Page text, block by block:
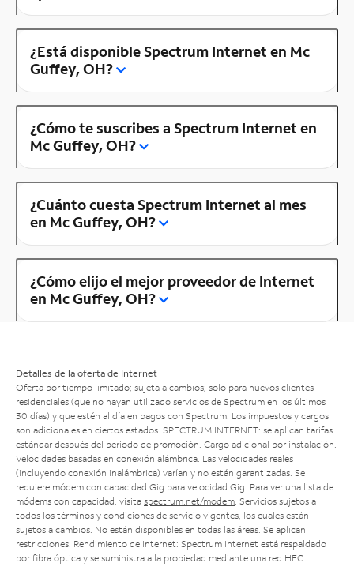
¿Está disponible Spectrum Internet en Mc
Guffey, OH?
¿Cómo te suscribes a Spectrum Internet en
Mc Guffey, OH?
¿Cuánto cuesta Spectrum Internet al mes
en Mc Guffey, OH?
¿Cómo elijo el mejor proveedor de Internet
en Mc Guffey, OH?
Detalles de la oferta de Internet
Oferta por tiempo limitado; sujeta a cambios; solo para nuevos clientes
residenciales (que no hayan utilizado servicios de Spectrum en los últimos
30 días) y que estén al día en pagos con Spectrum. Los impuestos y cargos
son adicionales en ciertos estados. SPECTRUM INTERNET: se aplican tarifas
estándar después del período de promoción. Cargo adicional por instalación.
Velocidades basadas en conexión alámbrica. Las velocidades reales
(incluyendo conexión inalámbrica) varían y no están garantizadas. Se
requiere módem con capacidad Gig para velocidad Gig. Para ver una lista de
módems con capacidad, visita spectrum.net/modem . Servicios sujetos a
todos los términos y condiciones de servicio vigentes, los cuales están
sujetos a cambios. No están disponibles en todas las áreas. Se aplican
restricciones. Rendimiento de Internet: Spectrum Internet está respaldado
por fibra óptica y se suministra a la propiedad mediante una red HFC.